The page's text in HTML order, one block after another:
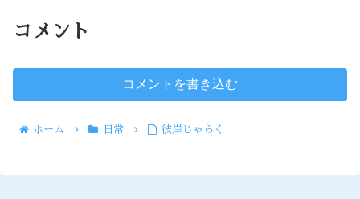
コメント
コメントを書き込む
ホーム 日常 彼岸じゃらく